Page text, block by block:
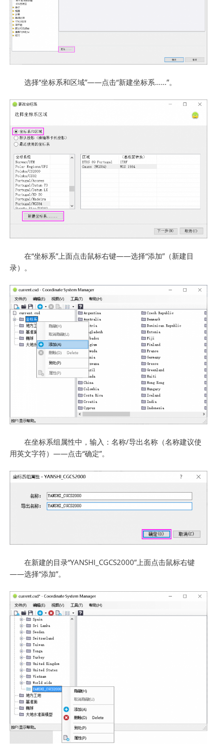
选择“坐标系和区域”——点击“新建坐标系……”。
在“坐标系”上面点击鼠标右键——选择“添加”（新建目
录）。
在坐标系组属性中，输入：名称/导出名称（名称建议使
用英文字符）——点击“确定”。
在新建的目录“YANSHI_CGCS2000”上面点击鼠标右键
——选择“添加”。